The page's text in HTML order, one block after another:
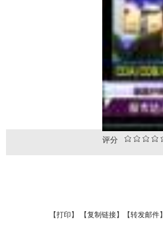
评分
【打印 】 【复制链接】【转发邮件】